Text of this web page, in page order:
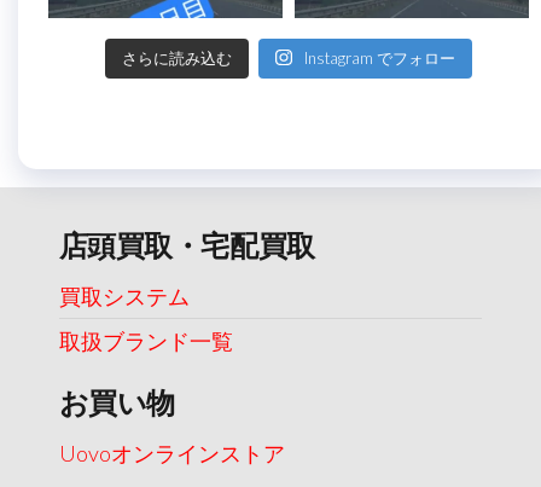
さらに読み込む Instagram でフォロー
店頭買取・宅配買取
買取システム
取扱ブランド一覧
お買い物
Uovoオンラインストア